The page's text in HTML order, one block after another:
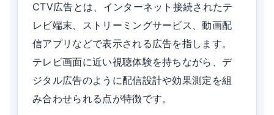
CTV広告とは、インターネット接続されたテ
レビ端末、ストリーミングサービス、動画配
信アプリなどで表示される広告を指します。
テレビ画面に近い視聴体験を持ちながら、デ
ジタル広告のように配信設計や効果測定を組
み合わせられる点が特徴です。